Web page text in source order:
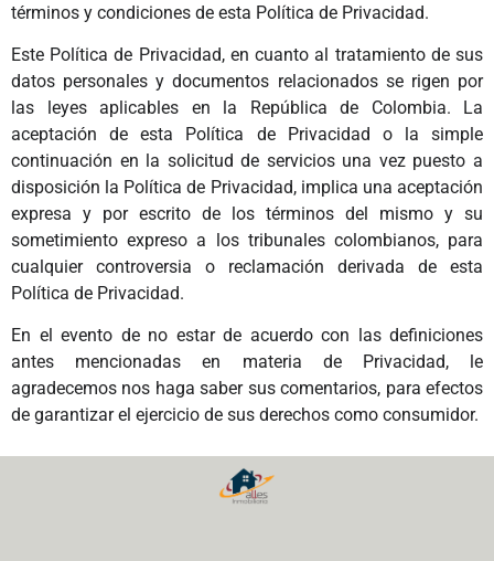
términos y condiciones de esta Política de Privacidad.
Este Política de Privacidad, en cuanto al tratamiento de sus
datos personales y documentos relacionados se rigen por
las leyes aplicables en la República de Colombia. La
aceptación de esta Política de Privacidad o la simple
continuación en la solicitud de servicios una vez puesto a
disposición la Política de Privacidad, implica una aceptación
expresa y por escrito de los términos del mismo y su
sometimiento expreso a los tribunales colombianos, para
cualquier controversia o reclamación derivada de esta
Política de Privacidad.
En el evento de no estar de acuerdo con las definiciones
antes mencionadas en materia de Privacidad, le
agradecemos nos haga saber sus comentarios, para efectos
de garantizar el ejercicio de sus derechos como consumidor.